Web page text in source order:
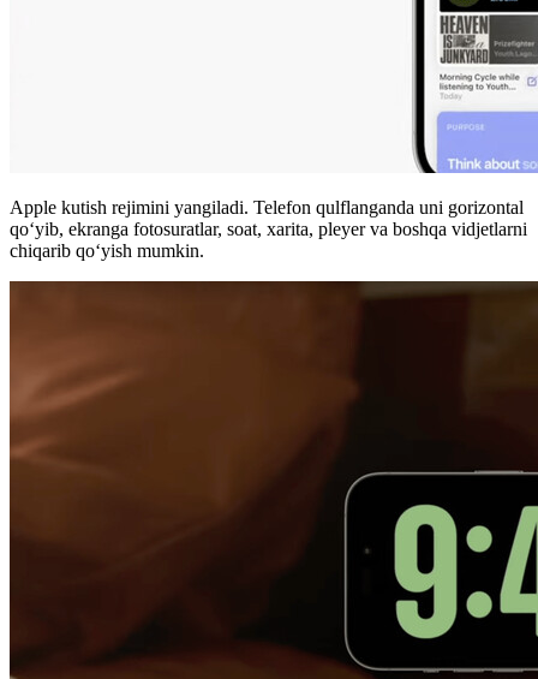
Apple kutish rejimini yangiladi. Telefon qulflanganda uni gorizontal
qo‘yib, ekranga fotosuratlar, soat, xarita, pleyer va boshqa vidjetlarni
chiqarib qo‘yish mumkin.